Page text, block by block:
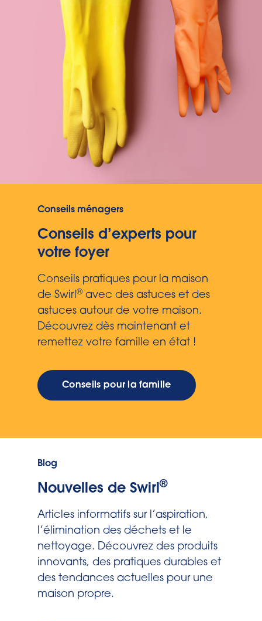
Conseils ménagers
Conseils d’experts pour
votre foyer
Conseils pratiques pour la maison
de Swirl®avec des astuces et des
astuces autour de votre maison.
Découvrez dès maintenant et
remettez votre famille en état !
Conseils pour la famille
Blog
Nouvelles de Swirl®
Articles informatifs sur l’aspiration,
l’élimination des déchets et le
nettoyage. Découvrez des produits
innovants, des pratiques durables et
des tendances actuelles pour une
maison propre.